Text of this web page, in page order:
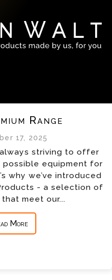
Range
17, 2025
always striving to offer
equipment for
why we’ve introduced
- a selection of
meet our...
More